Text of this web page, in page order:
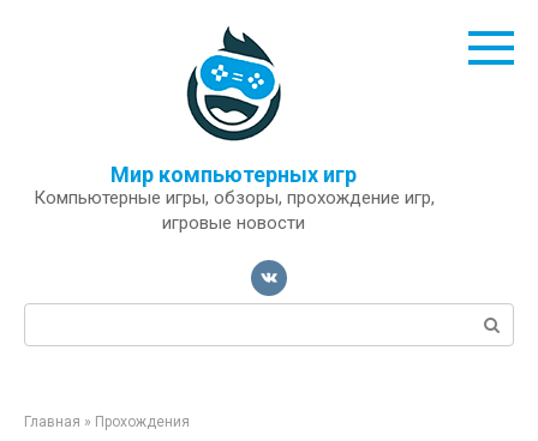
Мир компьютерных игр
Компьютерные игры, обзоры, прохождение игр,
игровые новости
Поиск:
Главная » Прохождения